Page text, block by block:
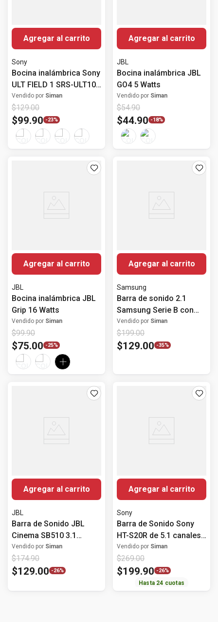
Agregar al carrito
Sony
Bocina inalámbrica Sony
ULT FIELD 1 SRS-ULT10
portátil IP67
Vendido por Siman
$129.00
$99.90 -23%
Agregar al carrito
JBL
Bocina inalámbrica JBL
GO4 5 Watts
Vendido por Siman
$54.90
$44.90 -18%
Agregar al carrito
JBL
Bocina inalámbrica JBL
Grip 16 Watts
Vendido por Siman
$99.90
$75.00 -25%
Agregar al carrito
Samsung
Barra de sonido 2.1
Samsung Serie B con
subwoofer 300 Watts
Vendido por Siman
$199.00
$129.00 -35%
Agregar al carrito
JBL
Barra de Sonido JBL
Cinema SB510 3.1
canales 200Watts
Vendido por Siman
$174.90
$129.00 -26%
Agregar al carrito
Sony
Barra de Sonido Sony
HT-S20R de 5.1 canales
con Subwoofer y
Bluetooth
Vendido por Siman
$269.00
$199.90 -26%
Hasta 24 cuotas